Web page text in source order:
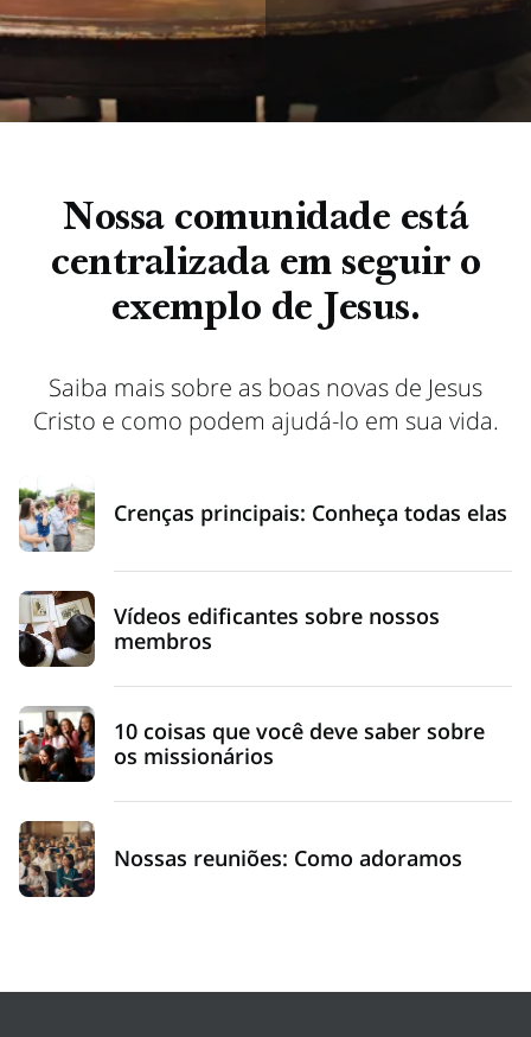
Nossa comunidade está
centralizada em seguir o
exemplo de Jesus.
Saiba mais sobre as boas novas de Jesus
Cristo e como podem ajudá-lo em sua vida.
Crenças principais: Conheça todas elas
Vídeos edificantes sobre nossos
membros
10 coisas que você deve saber sobre
os missionários
Nossas reuniões: Como adoramos